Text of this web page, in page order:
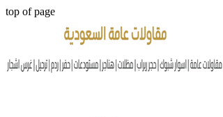
top of page